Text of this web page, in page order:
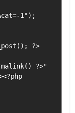
1");
?>
?>"